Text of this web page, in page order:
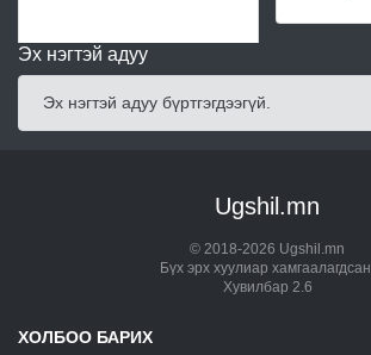
Эх нэгтэй адуу
Эх нэгтэй адуу бүртгэгдээгүй.
Ugshil.mn
© 2018-2026 Ugshil.mn
Бүх эрх хуулиар хамгаалагдсан.
Хувилбар 2.6
ХОЛБОО БАРИХ